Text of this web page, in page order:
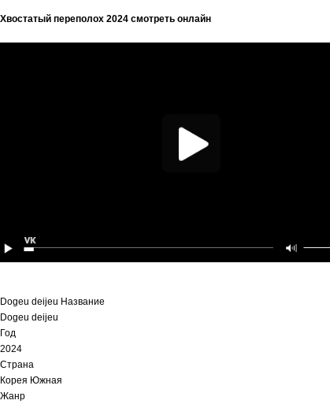
Хвостатый переполох 2024 смотреть онлайн
Dogeu deijeu Название
Dogeu deijeu
Год
2024
Страна
Корея Южная
Жанр